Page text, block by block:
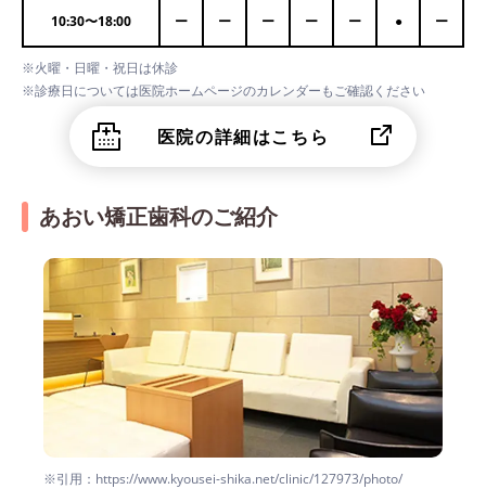
10:30〜18:00 ー ー ー ー ー ● ー
※火曜・日曜・祝日は休診
※診療日については医院ホームページのカレンダーもご確認ください
医院の詳細はこちら
あおい矯正歯科のご紹介
※引用：https://www.kyousei-shika.net/clinic/127973/photo/